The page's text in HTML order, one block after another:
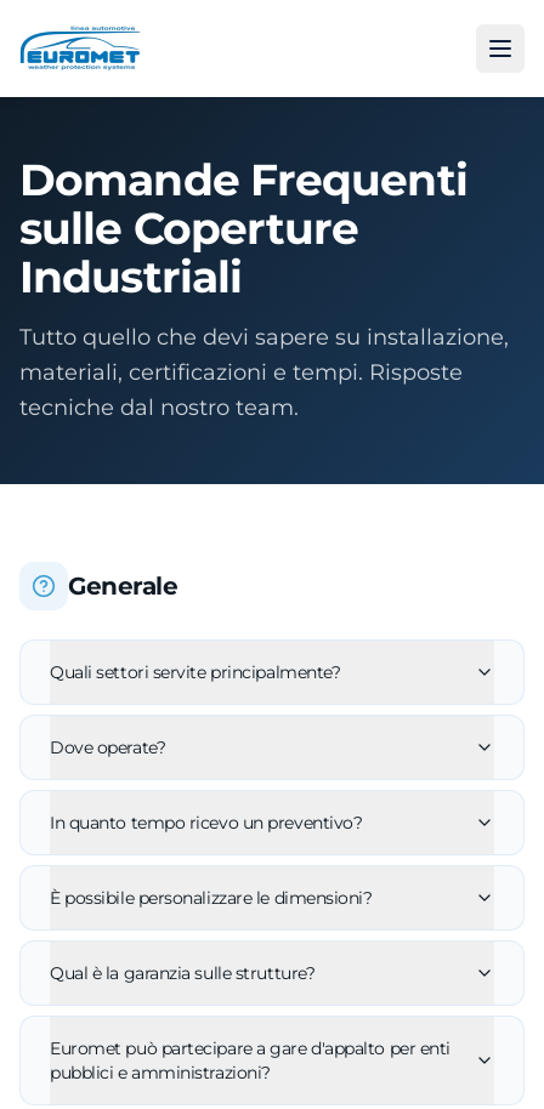
Domande Frequenti
sulle Coperture
Industriali
Tutto quello che devi sapere su installazione,
materiali, certificazioni e tempi. Risposte
tecniche dal nostro team.
Generale
Quali settori servite principalmente?
Dove operate?
In quanto tempo ricevo un preventivo?
È possibile personalizzare le dimensioni?
Qual è la garanzia sulle strutture?
Euromet può partecipare a gare d'appalto per enti
pubblici e amministrazioni?